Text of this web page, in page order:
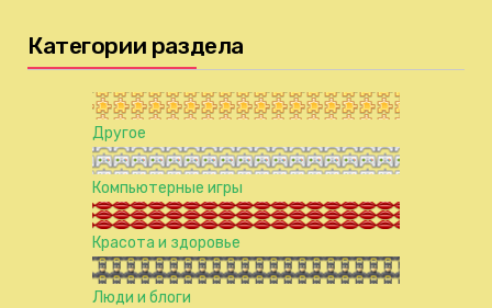
Категории раздела
Другое
Компьютерные игры
Красота и здоровье
Люди и блоги